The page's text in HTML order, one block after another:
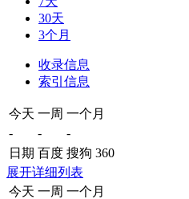
30天
3个月
收录信息
索引信息
今天 一周 一个月
-
-
-
日期 百度 搜狗 360
展开详细列表
今天 一周 一个月